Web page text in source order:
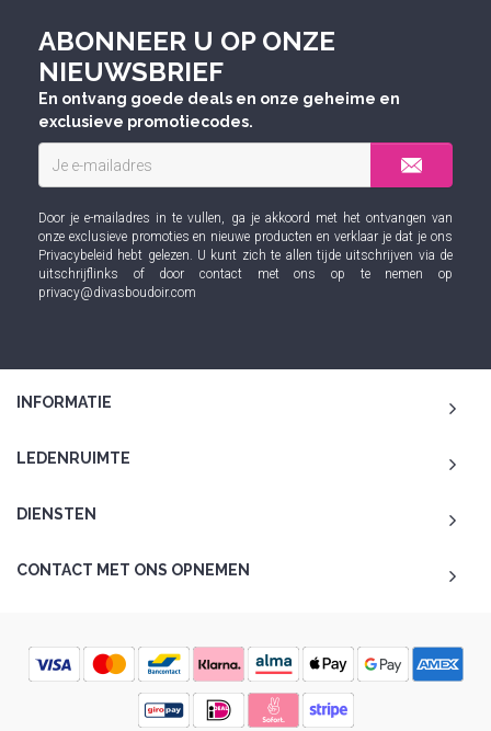
ABONNEER U OP ONZE
NIEUWSBRIEF
En ontvang goede deals en onze geheime en
exclusieve promotiecodes.
Door je e-mailadres in te vullen, ga je akkoord met het ontvangen van
onze exclusieve promoties en nieuwe producten en verklaar je dat je ons
Privacybeleid hebt gelezen. U kunt zich te allen tijde uitschrijven via de
uitschrijflinks of door contact met ons op te nemen op
privacy@divasboudoir.com
INFORMATIE
LEDENRUIMTE
DIENSTEN
CONTACT MET ONS OPNEMEN